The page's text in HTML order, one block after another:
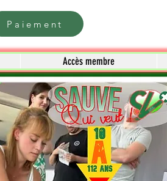
Paiement
Accès membre